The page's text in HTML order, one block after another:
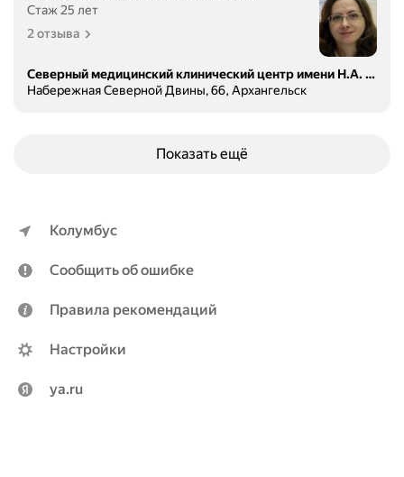
Стаж 25 лет
2 отзыва
Северный медицинский клинический центр имени Н.А. Семашко, центральная поликлиника
Набережная Северной Двины, 66, Архангельск
Показать ещё
Колумбус
Сообщить об ошибке
Правила рекомендаций
Настройки
ya.ru